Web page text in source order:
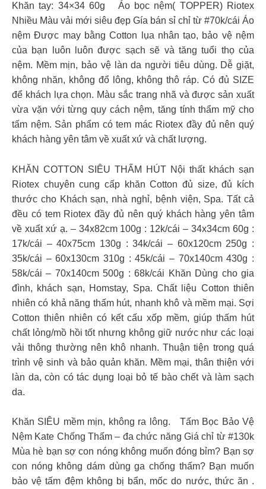
Khăn tay: 34×34 60g Áo bọc nệm( TOPPER) Riotex
Nhiều Màu vải mới siêu đẹp Gía bán sỉ chỉ từ #70k/cái Áo
nệm Được may bằng Cotton lụa nhân tạo, bảo vệ nệm
của bạn luôn luôn được sạch sẽ và tăng tuổi thọ của
nệm. Mềm mịn, bảo vệ làn da người tiêu dùng. Dễ giặt,
không nhăn, không đổ lông, không thô ráp. Có đủ SIZE
để khách lựa chọn. Màu sắc trang nhã và được sản xuất
vừa vặn với từng quy cách nệm, tăng tính thẩm mỹ cho
tấm nệm. Sản phẩm có tem mác Riotex đầy đủ nên quý
khách hàng yên tâm về xuất xứ và chất lượng.
KHĂN COTTON SIÊU THẤM HÚT Nội thất khách sạn
Riotex chuyên cung cấp khăn Cotton đủ size, đủ kích
thước cho Khách sạn, nhà nghỉ, bệnh viện, Spa. Tất cả
đều có tem Riotex đầy đủ nên quý khách hàng yên tâm
về xuất xứ ạ. – 34x82cm 100g : 12k/cái – 34x34cm 60g :
17k/cái – 40x75cm 130g : 34k/cái – 60x120cm 250g :
35k/cái – 60x130cm 310g : 45k/cái – 70x140cm 430g :
58k/cái – 70x140cm 500g : 68k/cái Khăn Dùng cho gia
đình, khách sạn, Homstay, Spa. Chất liệu Cotton thiên
nhiên có khả năng thấm hút, nhanh khô và mềm mại. Sợi
Cotton thiên nhiên có kết cấu xốp mềm, giúp thấm hút
chất lỏng/mồ hồi tốt nhưng không giữ nước như các loại
vải thông thường nên khô nhanh. Thuận tiện trong quá
trình vệ sinh và bảo quản khăn. Mềm mại, thân thiện với
làn da, còn có tác dụng loại bỏ tế bào chết và làm sạch
da.
Khăn SIÊU mềm mịn, không ra lông. Tấm Bọc Bảo Vệ
Nệm Kate Chống Thấm – đa chức năng Giá chỉ từ #130k
Mùa hè bạn sợ con nóng không muốn đóng bỉm? Bạn sợ
con nóng không dám dùng ga chống thấm? Bạn muốn
bảo vệ tấm đệm không bị bẩn, mốc do nước, thức ăn .